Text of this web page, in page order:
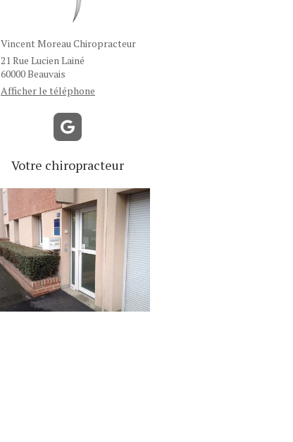
Vincent Moreau Chiropracteur
21 Rue Lucien Lainé
60000Beauvais
Afficher le téléphone
Votre chiropracteur